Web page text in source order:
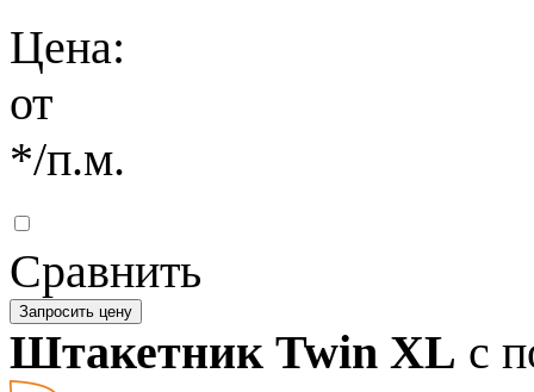
Цена:
от
*/п.м.
Сравнить
Запросить цену
Штакетник Twin XL с